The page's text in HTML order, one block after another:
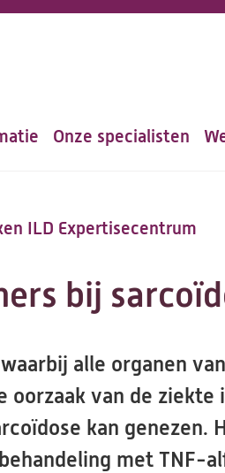
Onze specialisten
ILD Expertisecentrum
bij
alle organen
oorzaak van de ziekte
kan genezen.
met TNF-